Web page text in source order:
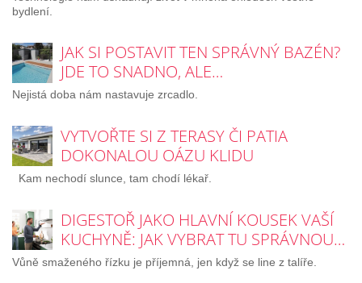
bydlení.
JAK SI POSTAVIT TEN SPRÁVNÝ BAZÉN?
JDE TO SNADNO, ALE…
Nejistá doba nám nastavuje zrcadlo.
VYTVOŘTE SI Z TERASY ČI PATIA
DOKONALOU OÁZU KLIDU
Kam nechodí slunce, tam chodí lékař.
DIGESTOŘ JAKO HLAVNÍ KOUSEK VAŠÍ
KUCHYNĚ: JAK VYBRAT TU SPRÁVNOU…
Vůně smaženého řízku je příjemná, jen když se line z talíře.